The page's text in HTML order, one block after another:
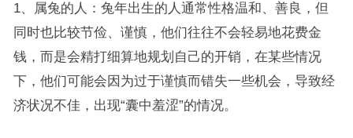
1、属兔的人：兔年出生的人通常性格温和、善良，但
同时也比较节俭、谨慎，他们往往不会轻易地花费金
钱，而是会精打细算地规划自己的开销，在某些情况
下，他们可能会因为过于谨慎而错失一些机会，导致经
济状况不佳，出现“囊中羞涩”的情况。